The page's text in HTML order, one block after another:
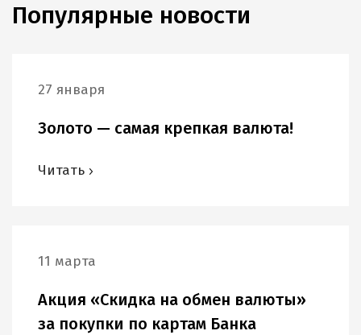
Популярные новости
27 января
Золото — самая крепкая валюта!
Читать
11 марта
Акция «Скидка на обмен валюты»
за покупки по картам Банка